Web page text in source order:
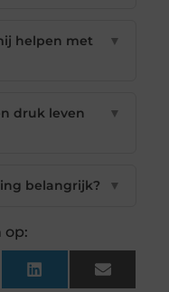
helpen met
▼
druk leven
▼
belangrijk? ▼
op:
LinkedIn Email